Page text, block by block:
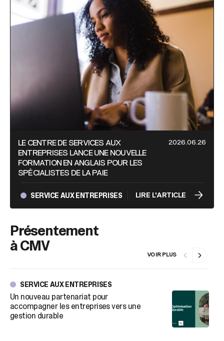
LE CENTRE DE SERVICES AUX
ENTREPRISES LANCE UNE NOUVELLE
FORMATION EN ANGLAIS POUR LES
SPÉCIALISTES DE LA PAIE
2026.06.26
SERVICE AUX ENTREPRISES LIRE L'ARTICLE
Présentement
à CMV
VOIR PLUS
SERVICE AUX ENTREPRISES
Un nouveau partenariat pour
accompagner les entreprises vers une
gestion durable